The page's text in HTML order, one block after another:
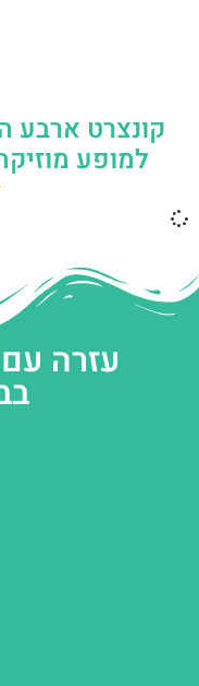
קונצרט ארבע
למופע
עזרה